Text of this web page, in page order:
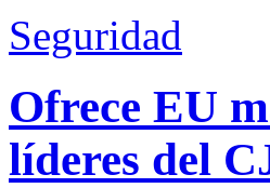
Seguridad
Ofrece EU
líderes del